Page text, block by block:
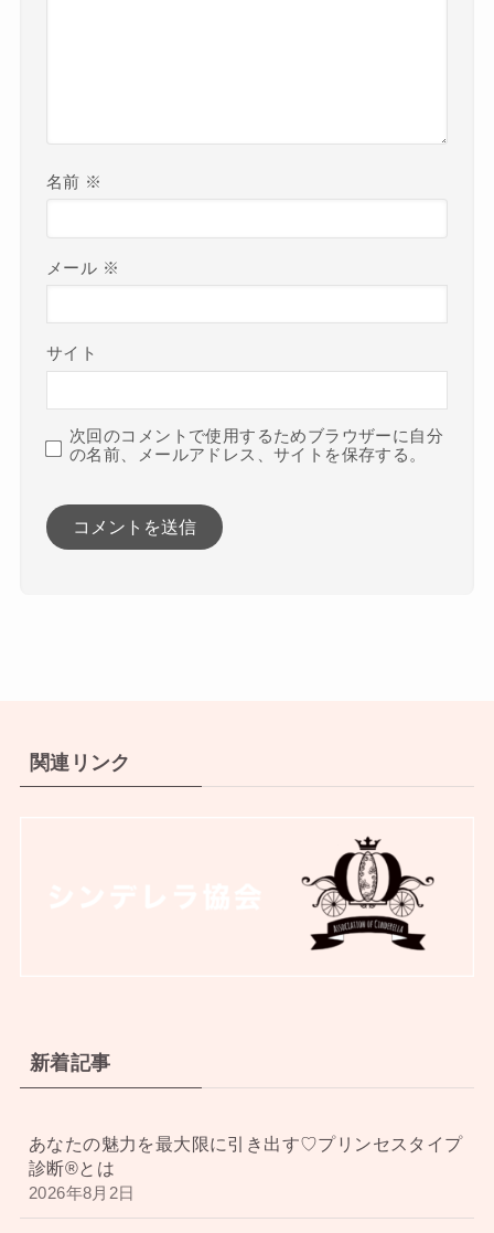
名前 ※
メール ※
サイト
次回のコメントで使用するためブラウザーに自分
の名前、メールアドレス、サイトを保存する。
関連リンク
新着記事
あなたの魅力を最大限に引き出す♡プリンセスタイプ
診断®︎とは
2026年8月2日